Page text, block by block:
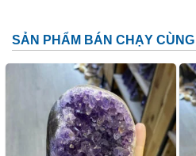
Đặc tính:
Tên khoa học: đá thạch anh
SẢN PHẨM BÁN CHẠY